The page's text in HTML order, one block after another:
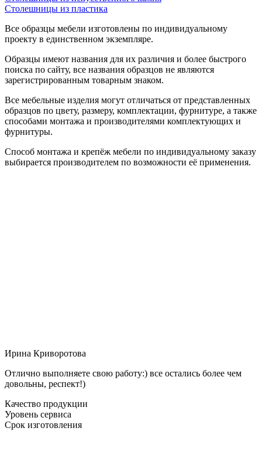
Столешницы из пластика
Все образцы мебели изготовлены по индивидуальному
проекту в единственном экземпляре.
Образцы имеют названия для их различия и более быстрого
поиска по сайту, все названия образцов не являются
зарегистрированным товарным знаком.
Все мебельные изделия могут отличаться от представленных
образцов по цвету, размеру, комплектации, фурнитуре, а также
способами монтажа и производителями комплектующих и
фурнитуры.
Способ монтажа и крепёж мебели по индивидуальному заказу
выбирается производителем по возможности её применения.
Ирина Криворотова
Отлично выполняете свою работу:) все остались более чем
довольны, респект!)
Качество продукции
Уровень сервиса
Срок изготовления